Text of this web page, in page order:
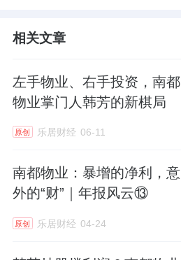
相关文章
左手物业、右手投资，南都
物业掌门人韩芳的新棋局
原创 乐居财经 06-11
南都物业：暴增的净利，意
外的“财”｜年报风云⑬
原创 乐居财经 04-24